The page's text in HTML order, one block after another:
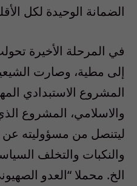
الضمانة الوحيدة لكل
في المرحلة الأخيرة
إلى مطية، وصارت
المشروع الاستبدادي
والاسلامي، المشروع
ليتنصل من مسؤوليته عن
والنكبات والتخلف
الخ. محملا “العدو